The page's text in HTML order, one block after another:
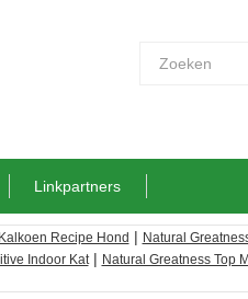
Linkpartners
Recipe Hond | Natural
Indoor Kat| Natural Greatness Top